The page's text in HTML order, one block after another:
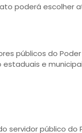
poderá escolher
públicos do
estaduais e
servidor público do